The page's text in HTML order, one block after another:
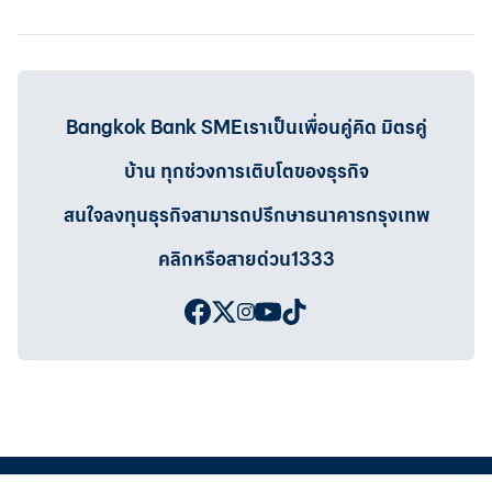
Bangkok Bank SMEเราเป็นเพื่อนคู่คิด มิตรคู่
บ้าน ทุกช่วงการเติบโตของธุรกิจ
สนใจลงทุนธุรกิจสามารถปรึกษาธนาคารกรุงเทพ
คลิกหรือสายด่วน1333